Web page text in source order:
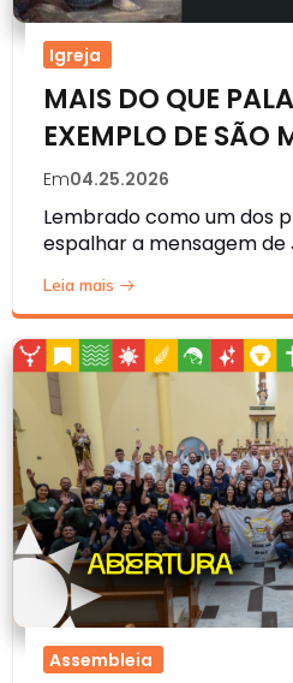
Igreja
MAIS DO QUE
EXEMPLO DE SÃO
Em04.25.2026
Lembrado como um dos
espalhar a mensagem de
Leia mais
Assembleia